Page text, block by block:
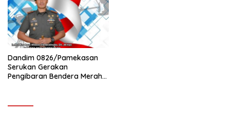
Dandim 0826/Pamekasan
Serukan Gerakan
Pengibaran Bendera Merah